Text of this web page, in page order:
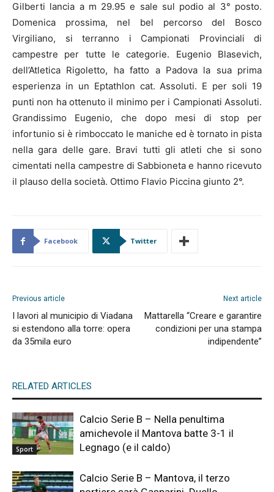
Gilberti lancia a m 29.95 e sale sul podio al 3° posto.
Domenica prossima, nel bel percorso del Bosco
Virgiliano, si terranno i Campionati Provinciali di
campestre per tutte le categorie. Eugenio Blasevich,
dell’Atletica Rigoletto, ha fatto a Padova la sua prima
esperienza in un Eptathlon cat. Assoluti. E per soli 19
punti non ha ottenuto il minimo per i Campionati Assoluti.
Grandissimo Eugenio, che dopo mesi di stop per
infortunio si è rimboccato le maniche ed è tornato in pista
nella gara delle gare. Bravi tutti gli atleti che si sono
cimentati nella campestre di Sabbioneta e hanno ricevuto
il plauso della società. Ottimo Flavio Piccina giunto 2°.
Facebook Twitter
Previous article
I lavori al municipio di Viadana
si estendono alla torre: opera
da 35mila euro
Next article
Mattarella “Creare e garantire
condizioni per una stampa
indipendente”
RELATED ARTICLES
Sport
Calcio Serie B – Nella penultima
amichevole il Mantova batte 3-1 il
Legnago (e il caldo)
Calcio Serie B – Mantova, il terzo